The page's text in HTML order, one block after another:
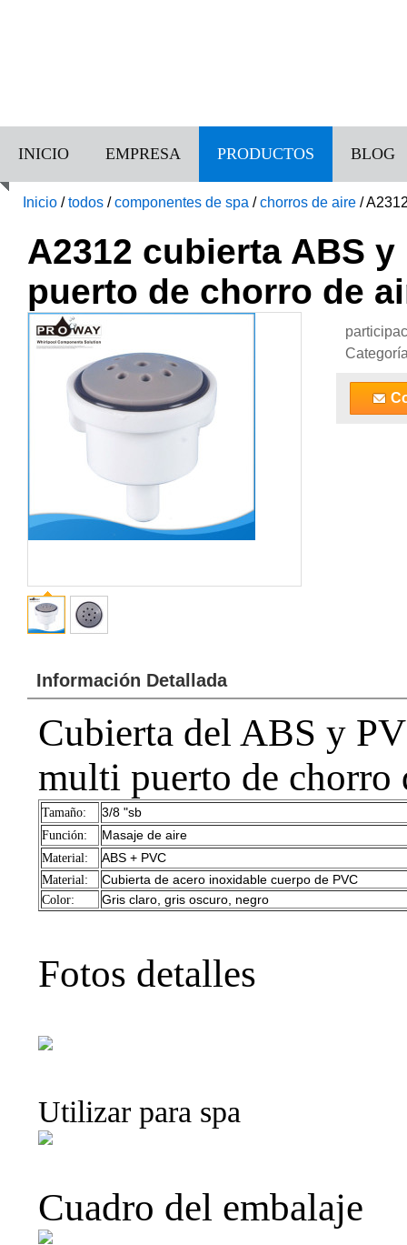
INICIO EMPRESA PRODUCTOS BLOG
Inicio /todos /componentes de spa /chorros de aire /
A2312 cubierta ABS
puerto de chorro de
Información Detallada
Cubierta del ABS y
multi puerto de chorro
Tamaño: 3/8 "sb
Función: Masaje de aire
Material: ABS + PVC
Material: Cubierta de acero inoxidable cuerpo de PVC
Color: Gris claro, gris oscuro, negro
Fotos detalles
Utilizar para spa
Cuadro del embalaje